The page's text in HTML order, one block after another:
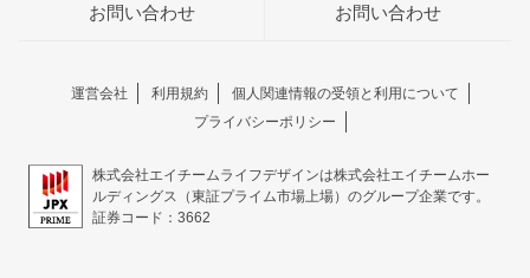
お問い合わせ
お問い合わせ
運営会社 利用規約
個人関連情報の受領と利用について
プライバシーポリシー
株式会社エイチームライフデザインは株式会社エイチームホー
ルディングス（東証プライム市場上場）のグループ企業です。
証券コード：3662